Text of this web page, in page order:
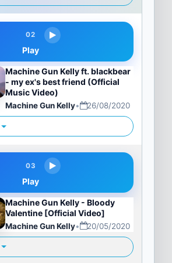
02
Play
Machine Gun Kelly ft. blackbear
- my ex's best friend (Official
Music Video)
Machine Gun Kelly• 26/08/2020
03
Play
Machine Gun Kelly - Bloody
Valentine [Official Video]
Machine Gun Kelly• 20/05/2020